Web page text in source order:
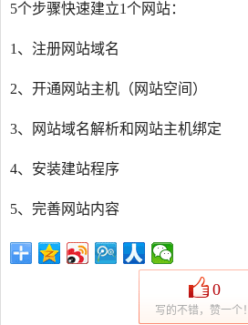
5个步骤快速建立1个网站：
1、注册网站域名
2、开通网站主机（网站空间）
3、网站域名解析和网站主机绑定
4、安装建站程序
5、完善网站内容
0
写的不错，赞一个！